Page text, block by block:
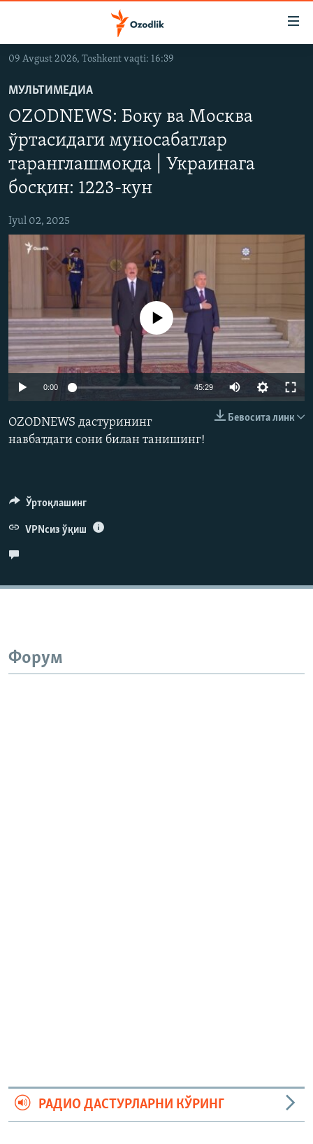
Асосий
ўтинг
Қидиришга
ўтинг
OZODVIDEO
OZODARXIV
На русском
ИЖТИМОИЙ ТАРМОҚЛАР
Озодлик бошқа тилларда
09 Avgust 2026, Toshkent vaqti: 16:39
МУЛЬТИМЕДИА
OZODNEWS: Боку ва Москва
ўртасидаги муносабатлар
таранглашмоқда | Украинага
босқин: 1223-кун
Iyul 02, 2025
Айни дамда медиа-манба мавжуд эмас
0:00 45:29
Бевосита линк
OZODNEWS дастурининг
навбатдаги сони билан танишинг!
Ўртоқлашинг
VPNсиз ўқиш
Форум
РАДИО ДАСТУРЛАРНИ КЎРИНГ